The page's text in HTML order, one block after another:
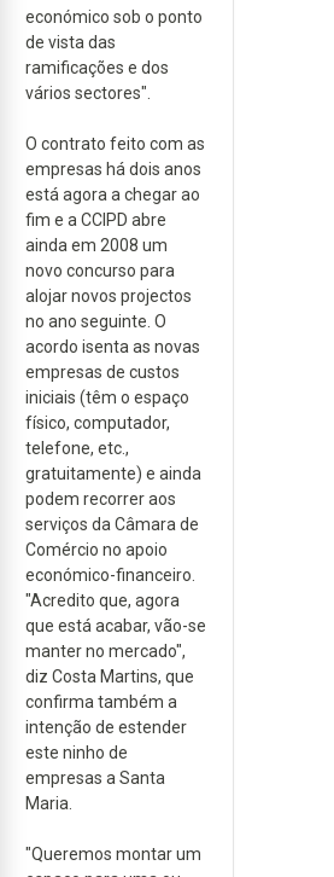
económico sob o ponto
de vista das
ramificações e dos
vários sectores".
O contrato feito com as
empresas há dois anos
está agora a chegar ao
fim e a CCIPD abre
ainda em 2008 um
novo concurso para
alojar novos projectos
no ano seguinte. O
acordo isenta as novas
empresas de custos
iniciais (têm o espaço
físico, computador,
telefone, etc.,
gratuitamente) e ainda
podem recorrer aos
serviços da Câmara de
Comércio no apoio
económico-financeiro.
"Acredito que, agora
que está acabar, vão-se
manter no mercado",
diz Costa Martins, que
confirma também a
intenção de estender
este ninho de
empresas a Santa
Maria.
"Queremos montar um